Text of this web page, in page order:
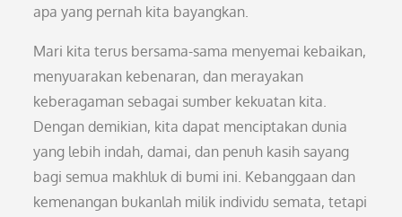
apa yang pernah kita bayangkan.
Mari kita terus bersama-sama menyemai kebaikan,
menyuarakan kebenaran, dan merayakan
keberagaman sebagai sumber kekuatan kita.
Dengan demikian, kita dapat menciptakan dunia
yang lebih indah, damai, dan penuh kasih sayang
bagi semua makhluk di bumi ini. Kebanggaan dan
kemenangan bukanlah milik individu semata, tetapi